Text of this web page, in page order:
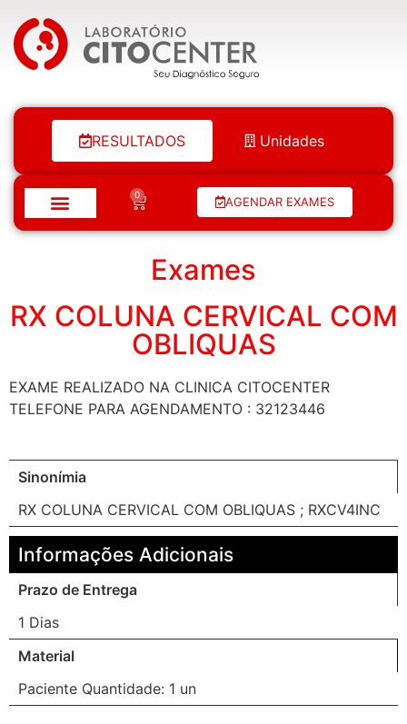
Laboratório Citocenter
RESULTADOS Unidades
0 AGENDAR EXAMES
Exames
RX COLUNA CERVICAL COM
OBLIQUAS
EXAME REALIZADO NA CLINICA CITOCENTER
TELEFONE PARA AGENDAMENTO : 32123446
Sinonímia
RX COLUNA CERVICAL COM OBLIQUAS ; RXCV4INC
Informações Adicionais
Prazo de Entrega
1 Dias
Material
Paciente Quantidade: 1 un